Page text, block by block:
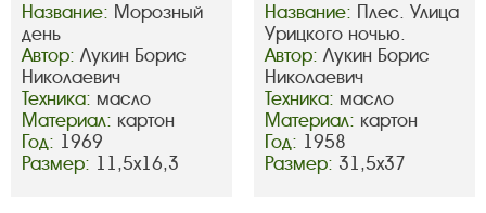
Название: Морозный
день
Автор: Лукин Борис
Николаевич
Техника: масло
Материал: картон
Год: 1969
Размер: 11,5х16,3
Название: Плес. Улица
Урицкого ночью.
Автор: Лукин Борис
Николаевич
Техника: масло
Материал: картон
Год: 1958
Размер: 31,5х37